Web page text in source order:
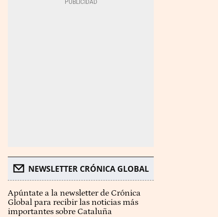
NEWSLETTER CRÓNICA GLOBAL
Apúntate a la newsletter de Crónica
Global para recibir las noticias más
importantes sobre Cataluña